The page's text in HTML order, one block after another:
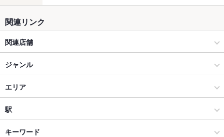
関連リンク
関連店舗
炭焼き・煮込み 喜多よし
大漁酒場 魚樽本店
大漁酒場 魚樽袋町支店
居酒屋 かめ福
ジャンル
居酒屋
洋・和洋・各国料理・その他
広島市（広島市中心部） × 居酒屋
エリア
大手町・広島市役所前
大手町・広島市役所前 × 居酒屋
駅
紙屋町西駅
キーワード